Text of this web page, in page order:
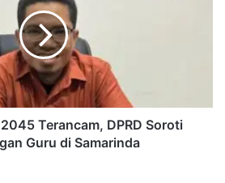
Terancam, DPRD Soroti
Guru di Samarinda